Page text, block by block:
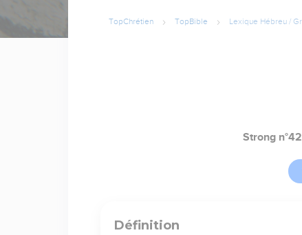
TopChrétien TopBible Lexique Hébreu /
Strong
Définition